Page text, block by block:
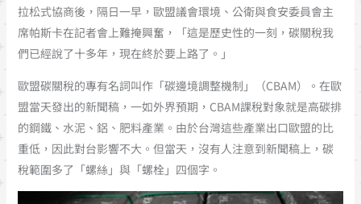
拉松式協商後，隔日一早，歐盟議會環境、公衛與食安委員會主
席帕斯卡在記者會上難掩興奮，「這是歷史性的一刻，碳關稅我
們已經說了十多年，現在終於要上路了。」
歐盟碳關稅的專有名詞叫作「碳邊境調整機制」（CBAM）。在歐
盟當天發出的新聞稿，一如外界預期，CBAM課稅對象就是高碳排
的鋼鐵、水泥、鋁、肥料產業。由於台灣這些產業出口歐盟的比
重低，因此對台影響不大。但當天，沒有人注意到新聞稿上，碳
稅範圍多了「螺絲」與「螺栓」四個字。